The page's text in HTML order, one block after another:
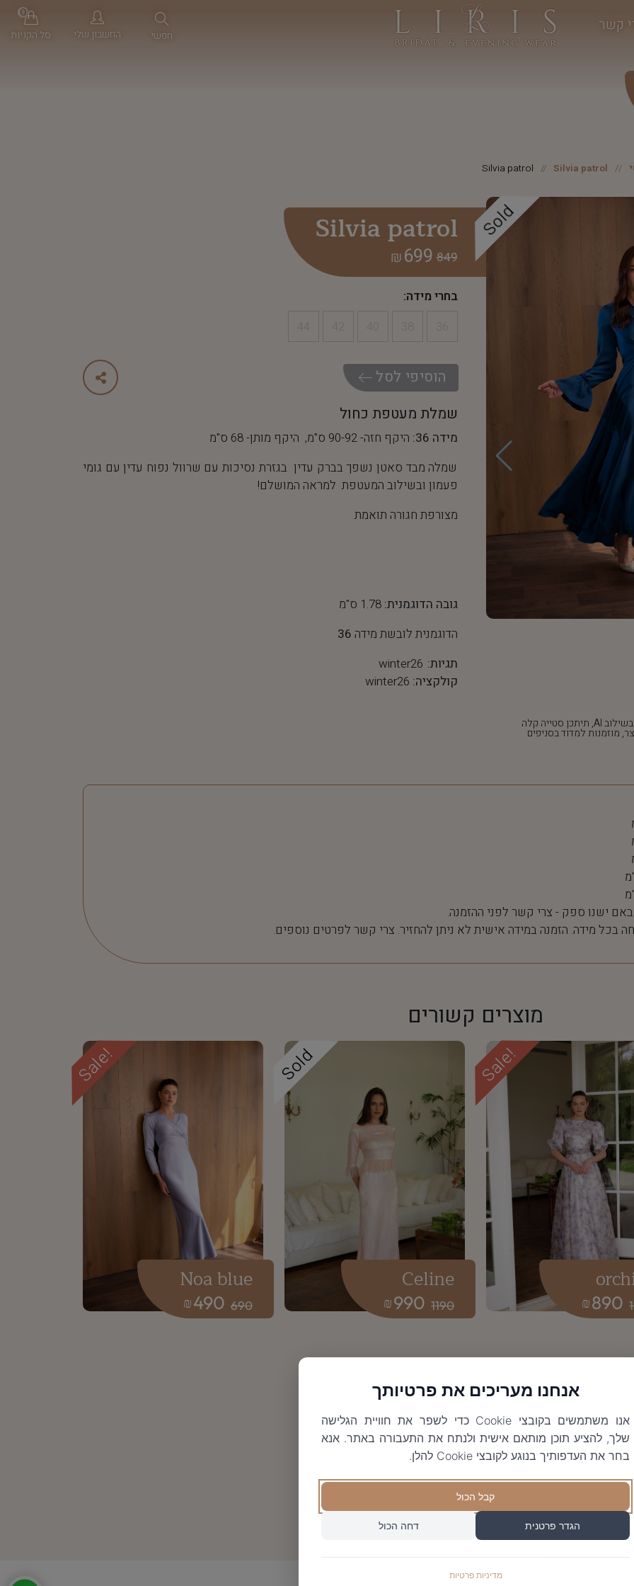
קשר
חפשי החשבון שלי סל הקניות
0
Silvia patrol
Silvia patrol
Sold
*חלק מהתמונות נוצרו בשילוב AI, תיתכן סטייה קלה
מוזמנות למדוד בסניפים
Silvia patrol
849
699
₪
בחרי מידה:
הוסיפי לסל
שמלת מעטפת כחול
מידה 36:
היקף חזה- 90-92 ס"מ, היקף מותן- 68 ס"מ
שמלה מבד סאטן נשפך בברק עדין בגזרת נסיכות עם שרוול נפוח עדין עם גומי
פעמון ובשילוב המעטפת למראה המושלם!
מצורפת חגורה תואמת
גובה הדוגמנית:1.78 ס"מ
הדוגמנית לובשת מידה 36
תגיות: winter26
קולקציה: winter26
באם ישנו ספק - צרי קשר לפני ההזמנה.
בכל מידה. הזמנה במידה אישית לא ניתן להחזיר. צרי קשר לפרטים נוספים.
מוצרים קשורים
Sale!
890
₪
Sold
1190
990
₪
Celine
Sale!
690
490
₪
Noa blue
אנחנו מעריכים את פרטיותך
אנו משתמשים בקובצי Cookie כדי לשפר את חוויית הגלישה
שלך, להציע תוכן מותאם אישית ולנתח את התעבורה באתר. אנא
בחר את העדפותיך בנוגע לקובצי Cookie להלן.
קבל הכול
הגדר פרטנית דחה הכול
מדיניות פרטיות